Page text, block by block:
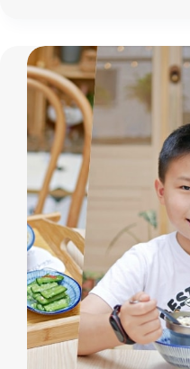
冷
凍
年
菜
推
薦
｜
冷
凍
宅
配
年
菜
禮
推
薦
｜
細
膩
如
錦、
溫
暖
如
曜
「上
信
饌
玉」
錦